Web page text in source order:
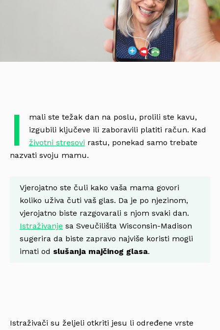
I
mali ste težak dan na poslu, prolili ste kavu,
izgubili ključeve ili zaboravili platiti račun. Kad
životni stresovi rastu, ponekad samo trebate
nazvati svoju mamu.
Vjerojatno ste čuli kako vaša mama govori
koliko uživa čuti vaš glas. Da je po njezinom,
vjerojatno biste razgovarali s njom svaki dan.
Istraživanje sa Sveučilišta Wisconsin-Madison
sugerira da biste zapravo najviše koristi mogli
imati od slušanja majčinog glasa.
Istraživači su željeli otkriti jesu li određene vrste